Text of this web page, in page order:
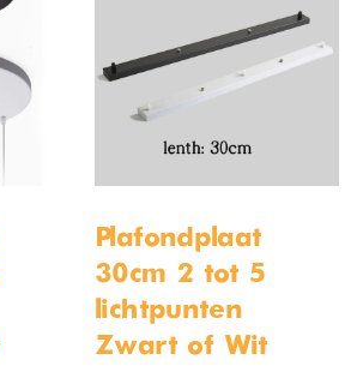
Plafondplaat
30cm 2 tot 5
lichtpunten –
Zwart of Wit